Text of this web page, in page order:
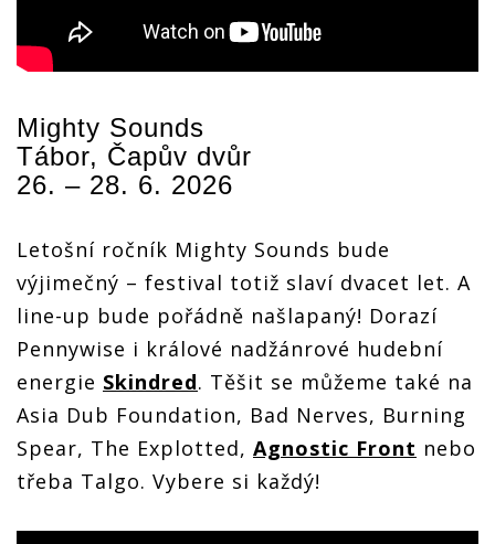
Mighty Sounds
Tábor, Čapův dvůr
26. – 28. 6. 2026
Letošní ročník Mighty Sounds bude
výjimečný – festival totiž slaví dvacet let. A
line-up bude pořádně našlapaný! Dorazí
Pennywise i králové nadžánrové hudební
energie Skindred. Těšit se můžeme také na
Asia Dub Foundation, Bad Nerves, Burning
Spear, The Explotted, Agnostic Front nebo
třeba Talgo. Vybere si každý!